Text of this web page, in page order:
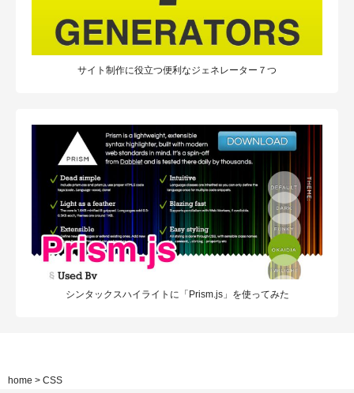
サイト制作に役立つ便利なジェネレーター７つ
シンタックスハイライトに「Prism.js」を使ってみた
home > CSS